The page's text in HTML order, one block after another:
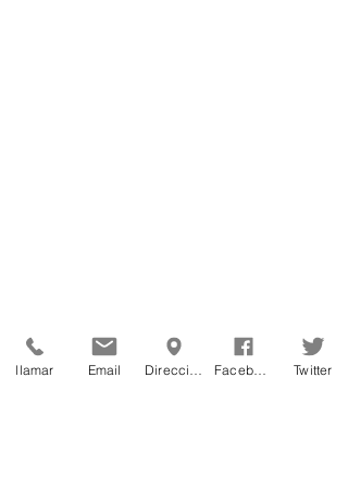
llamar Email Twitter